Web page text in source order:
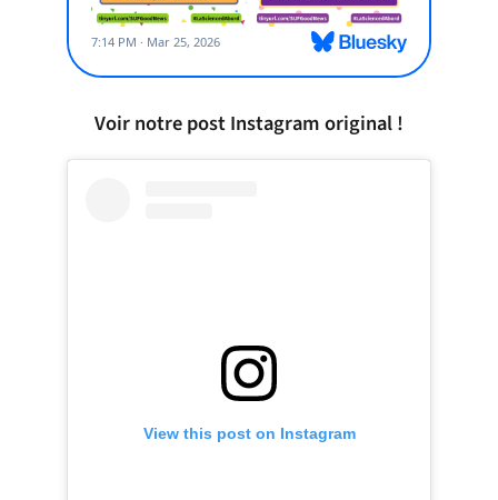
Voir notre post Instagram original !
View this post on Instagram